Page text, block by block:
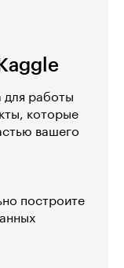
для работы
которые
вашего
построите